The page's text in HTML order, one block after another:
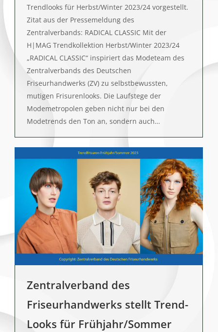
Trendlooks für Herbst/Winter 2023/24 vorgestellt.
Zitat aus der Pressemeldung des
Zentralverbands: RADICAL CLASSIC Mit der
H|MAG Trendkollektion Herbst/Winter 2023/24
„RADICAL CLASSIC“ inspiriert das Modeteam des
Zentralverbands des Deutschen
Friseurhandwerks (ZV) zu selbstbewussten,
mutigen Frisurenlooks. Die Laufstege der
Modemetropolen geben nicht nur bei den
Modetrends den Ton an, sondern auch…
Zentralverband des
Friseurhandwerks stellt Trend-
Looks für Frühjahr/Sommer